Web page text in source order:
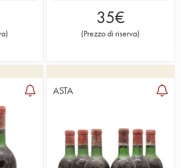
)
35€
(Prezzo di riserva)
ASTA